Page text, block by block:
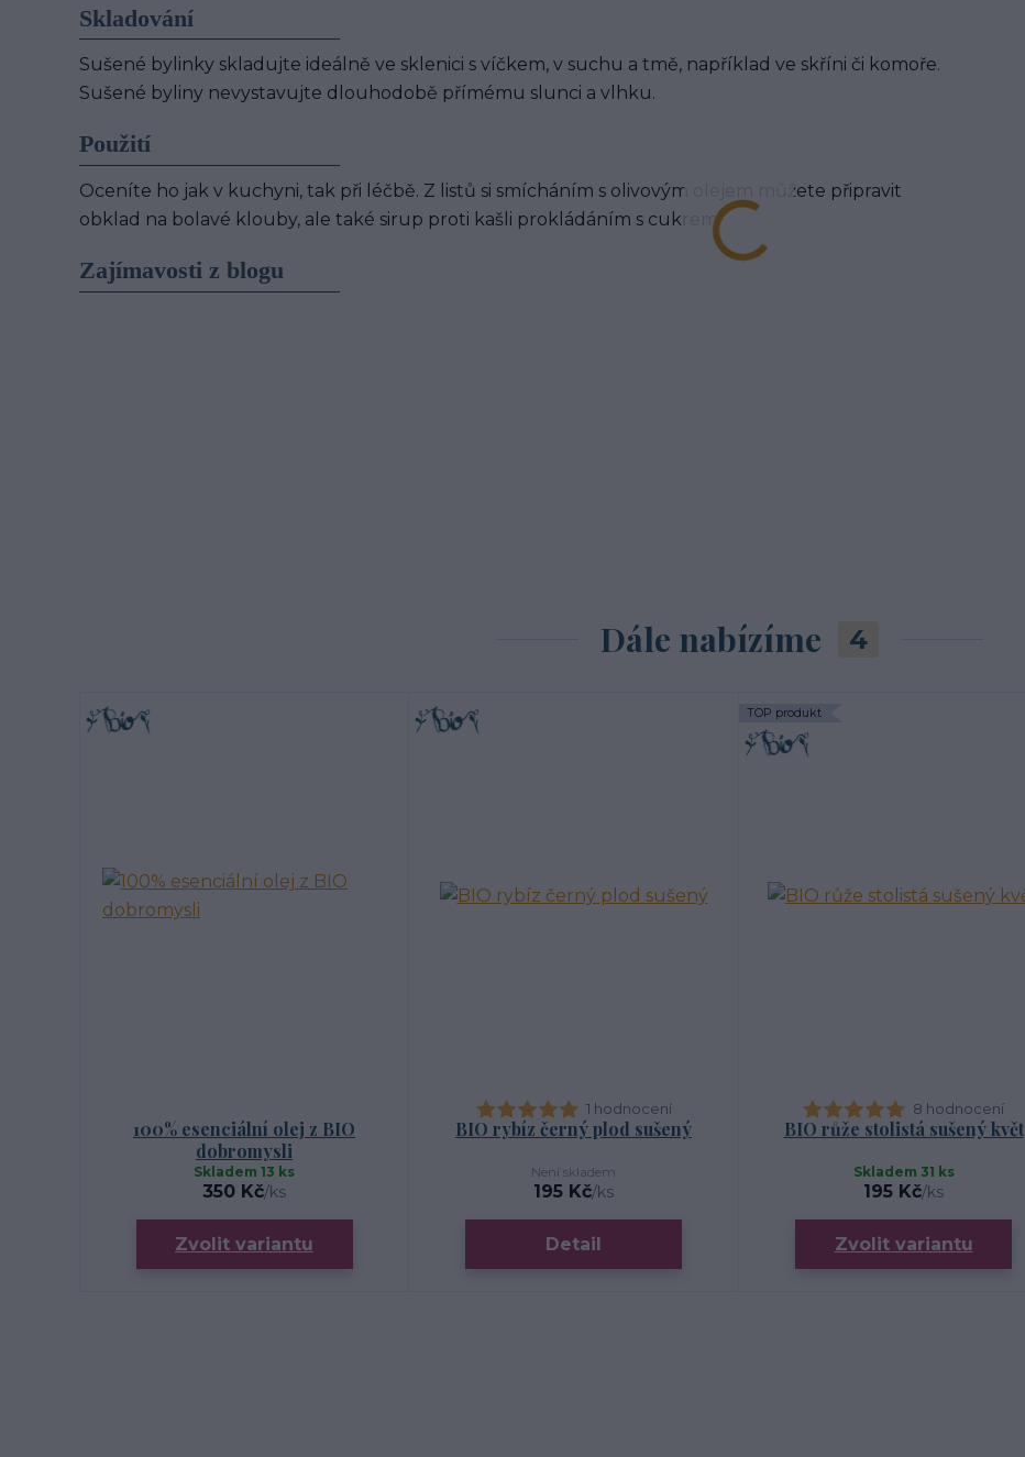
Skladování
Sušené bylinky skladujte ideálně ve sklenici s víčkem, v suchu a tmě, například ve skříni či komoře.
Sušené byliny nevystavujte dlouhodobě přímému slunci a vlhku.
Použití
Oceníte ho jak v kuchyni, tak při léčbě. Z listů si smícháním s olivovým olejem můžete připravit
obklad na bolavé klouby, ale také sirup proti kašli prokládáním s cukrem.
Zajímavosti z blogu
Dále nabízíme 4
100% esenciální olej z BIO
dobromysli
350 Kč/ks
Skladem 13 ks
Zvolit variantu
1 hodnocení
BIO rybíz černý plod sušený
195 Kč/ks
Není skladem
Detail
TOP produkt
8 hodnocení
BIO růže stolistá sušený květ
195 Kč/ks
Skladem 31 ks
Zvolit variantu